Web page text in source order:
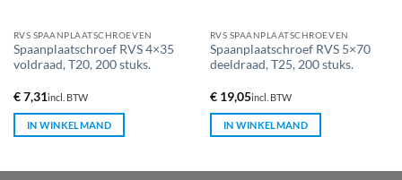
RVS SPAANPLAATSCHROEVEN
Spaanplaatschroef RVS 4×35
voldraad, T20, 200 stuks.
€7,31incl. BTW
IN WINKELMAND
RVS SPAANPLAATSCHROEVEN
Spaanplaatschroef RVS 5×70
deeldraad, T25, 200 stuks.
€19,05incl. BTW
IN WINKELMAND